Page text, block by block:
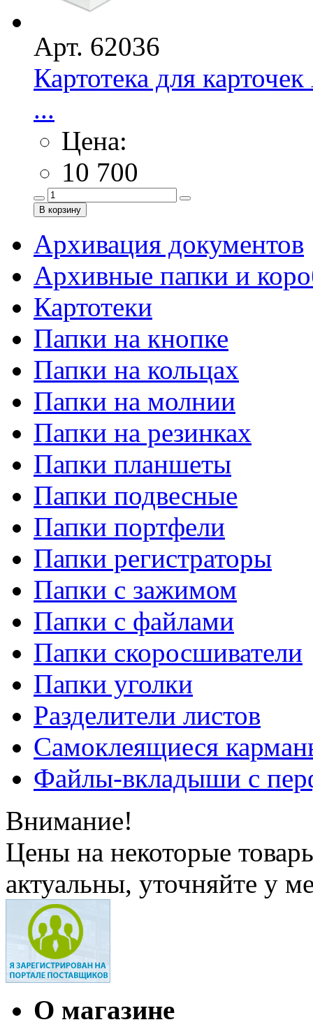
Арт. 62036
Картотека для
...
Цена:
10 700
Архивация документов
Архивные папки и
Картотеки
Папки на кнопке
Папки на кольцах
Папки на молнии
Папки на резинках
Папки планшеты
Папки подвесные
Папки портфели
Папки регистраторы
Папки с зажимом
Папки с файлами
Папки скоросшиватели
Папки уголки
Разделители листов
Самоклеящиеся
Файлы-вкладыши с
Внимание!
Цены на некоторые
актуальны, уточняйте у
О магазине